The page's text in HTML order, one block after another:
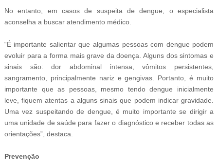
No entanto, em casos de suspeita de dengue, o especialista
aconselha a buscar atendimento médico.
“É importante salientar que algumas pessoas com dengue podem
evoluir para a forma mais grave da doença. Alguns dos sintomas e
sinais são: dor abdominal intensa, vômitos persistentes,
sangramento, principalmente nariz e gengivas. Portanto, é muito
importante que as pessoas, mesmo tendo dengue inicialmente
leve, fiquem atentas a alguns sinais que podem indicar gravidade.
Uma vez suspeitando de dengue, é muito importante se dirigir a
uma unidade de saúde para fazer o diagnóstico e receber todas as
orientações”, destaca.
Prevenção